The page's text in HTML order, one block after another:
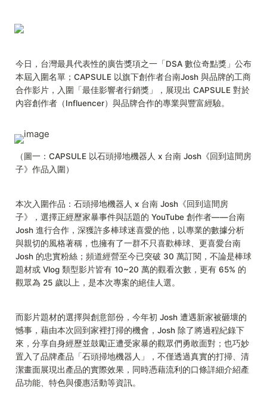
今日，台灣最具代表性的廣告獎項之一「DSA 數位奇點獎」公布
本屆入圍名單；CAPSULE 以旗下創作者台南Josh 與品牌的工商
合作影片，入圍「最佳影響者行銷獎」，展現出 CAPSULE 對於
內容創作者（Influencer）與品牌合作的專業與豐富經驗。
（圖一：CAPSULE 以石頭掃地機器人 x 台南 Josh《回到這間房
子》作品入圍）
本次入圍作品：石頭掃地機器人 x 台南 Josh《回到這間房
子》，選擇正經歷家暴事件與話題的 YouTube 創作者——台南
Josh 進行合作，深獲許多棒球迷喜愛的他，以專業的數據分析
與親切的風格著稱，也擁有了一群不只喜歡棒球、更喜愛台南
Josh 的忠實粉絲；頻道經營至今已突破 30 萬訂閱，不論是棒球
題材或 Vlog 類型影片皆有 10~20 萬的觀看次數，更有 65% 的
觀眾為 25 歲以上，是本次專案的絕佳人選。
而影片題材的選擇與創意部份，今年初 Josh 遭遇新家被砸壞的
憾事，藉由本次回到家裡打掃的機會，Josh 除了將過程紀錄下
來，分享自身經歷並鼓勵正遭受家暴的觀眾們勇敢面對；也巧妙
置入了品牌產品「石頭掃地機器人」，不僅透過真實的打掃、清
潔畫面展現出產品的實際效果，同時憑藉流利的口條詳細介紹產
品功能、特色與優惠活動等資訊。